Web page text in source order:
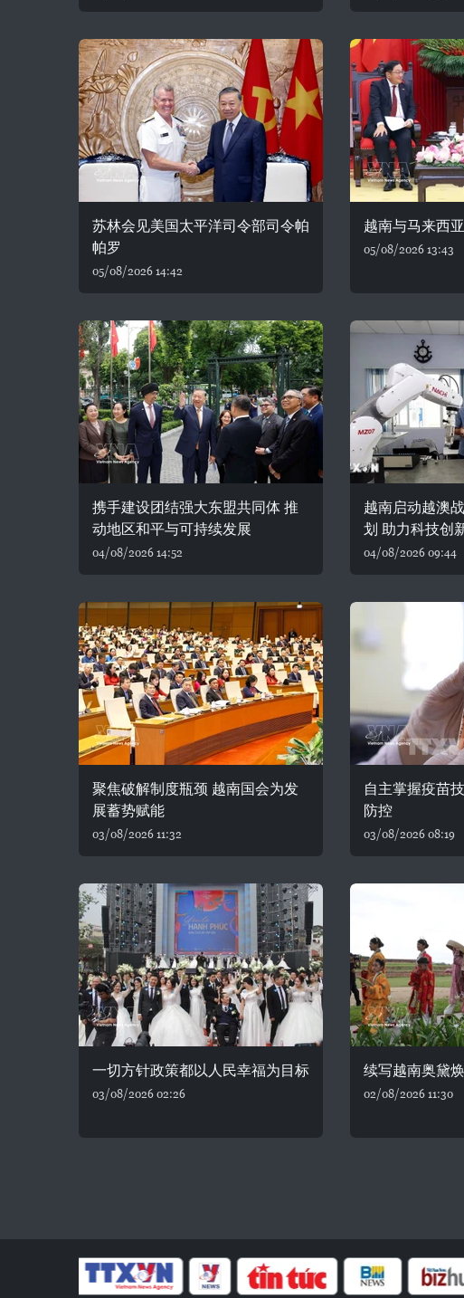
苏林会见美国太平洋司令部司令帕
帕罗
05/08/2026 14:42
越南与马来西
05/08/2026 13:43
携手建设团结强大东盟共同体 推
动地区和平与可持续发展
04/08/2026 14:52
越南启动越澳
划 助力科技创
04/08/2026 09:44
聚焦破解制度瓶颈 越南国会为发
展蓄势赋能
03/08/2026 11:32
自主掌握疫苗
防控
03/08/2026 08:19
一切方针政策都以人民幸福为目标
03/08/2026 02:26
续写越南奥黛
02/08/2026 11:30